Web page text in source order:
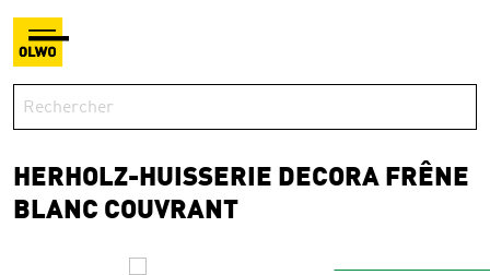
HERHOLZ-HUISSERIE DECORA FRÊNE
BLANC COUVRANT